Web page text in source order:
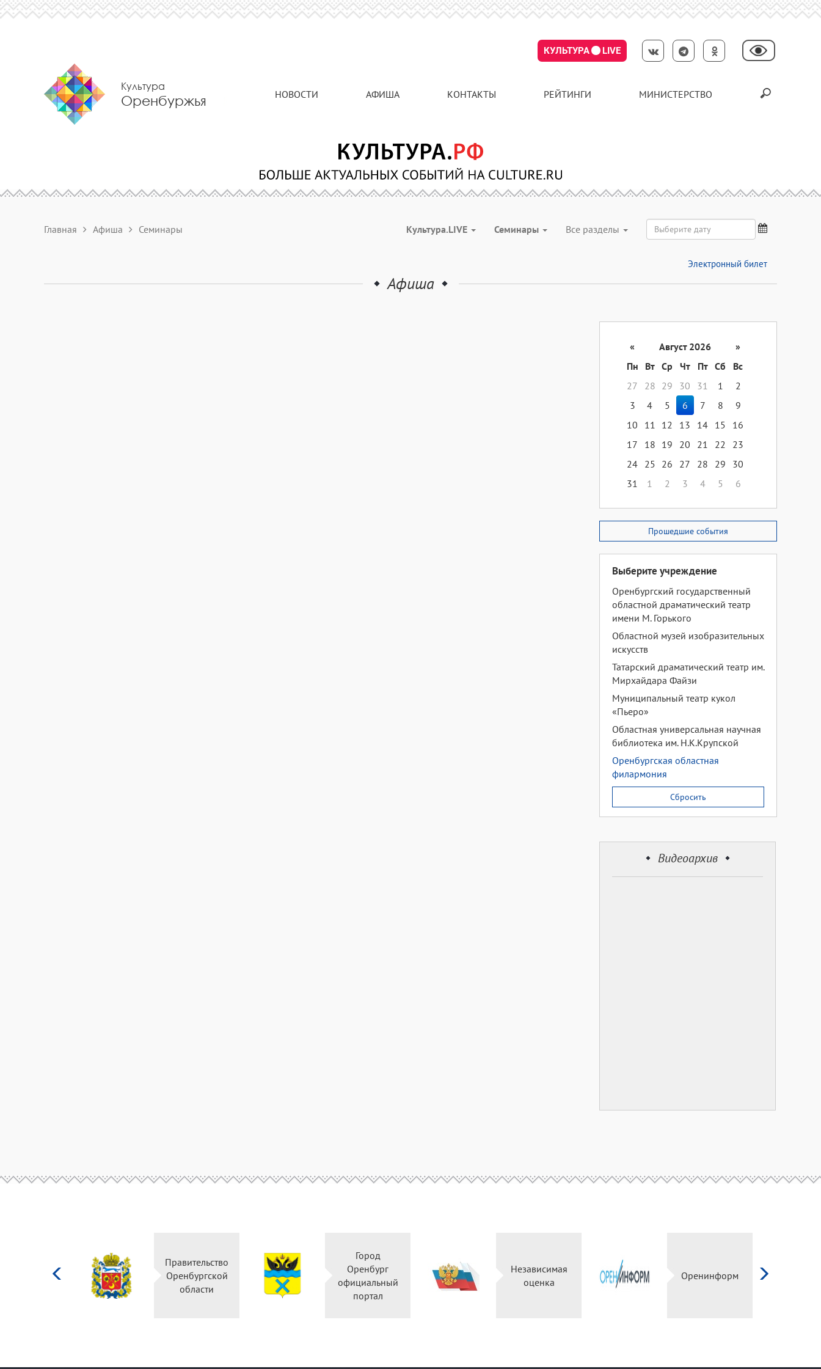
КУЛЬТУРА LIVE
Культура
Оренбуржья НОВОСТИ АФИША КОНТАКТЫ РЕЙТИНГИ МИНИСТЕРСТВО
Главная Афиша Семинары Культура.LIVE Семинары Все разделы
Электронный билет
Афиша
« Август 2026
»
Пн
Вт Ср Чт Пт Сб
Вс
27
28 29 30 31 1
2
3
4 5 6 7 8
9
10
11 12 13 14 15
16
17
18 19 20 21 22
23
24 25 26 27 28 29
30
31
1 2 3 4 5 6
Прошедшие события
Выберите учреждение
Оренбургский государственный
областной драматический театр
имени М. Горького
Областной музей изобразительных
искусств
Татарский драматический театр им.
Мирхайдара Файзи
Муниципальный театр кукол
«Пьеро»
Областная универсальная научная
библиотека им. Н.К.Крупской
Оренбургская областная
филармония
Сбросить
Видеоархив
Правительство
Оренбургской
области
Город
Оренбург
официальный
портал
Независимая
оценка
Оренинформ